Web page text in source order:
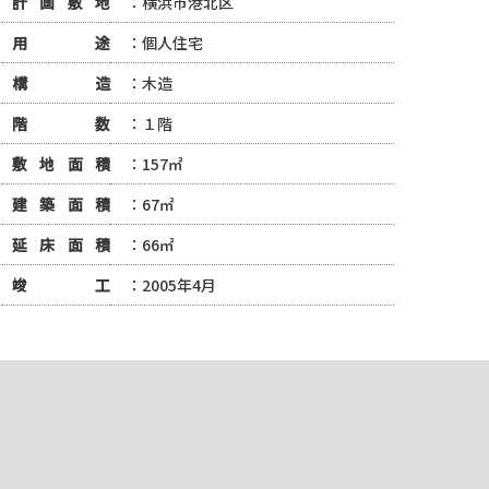
用途
：個人住宅
構造
：木造
階数
：１階
敷地面積
：157㎡
建築面積
：67㎡
延床面積
：66㎡
竣工
：2005年4月